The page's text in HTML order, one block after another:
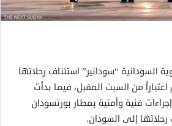
السودانية “سودانير” استئناف رحلاتها
من السبت المقبل، فيما بدأت
فنية وأمنية بمطار بورتسودان
إلى السودان.